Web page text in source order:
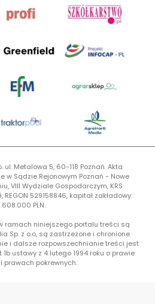
ul. Metalowa 5, 60-118 Poznań. Akta
w Sądzie Rejonowym Poznań - Nowe
VIII Wydziale Gospodarczym, KRS
REGON 529158846, kapitał zakładowy:
PLN.
ramach niniejszego portalu treści są
Sp. z o.o, są zastrzeżone i chronione
i dalsze rozpowszechnianie treści jest
1b ustawy z 4 lutego 1994 roku o prawie
prawach pokrewnych.